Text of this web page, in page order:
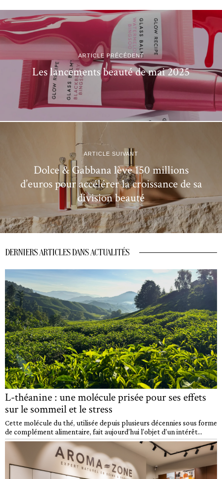
ARTICLE PRÉCÉDENT
Les lancements beauté de mai 2025
ARTICLE SUIVANT
Dolce & Gabbana lève 150 millions
d’euros pour accélérer la croissance de sa
division beauté
DERNIERS ARTICLES DANS ACTUALITÉS
L-théanine : une molécule prisée pour ses effets
sur le sommeil et le stress
Cette molécule du thé, utilisée depuis plusieurs décennies sous forme
de complément alimentaire, fait aujourd’hui l’objet d’un intérêt...